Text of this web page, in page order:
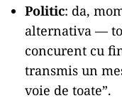
Politic: da,
alternativa —
concurent cu
transmis un
voie de toate”.